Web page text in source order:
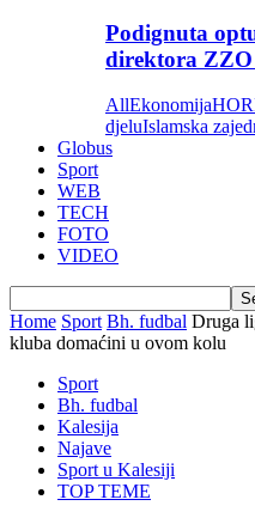
Podignuta
direktora
AllEkonomija
djeluIslamska
Globus
Sport
WEB
TECH
FOTO
VIDEO
Home Sport Bh. fudbal Druga
kluba domaćini u ovom kolu
Sport
Bh. fudbal
Kalesija
Najave
Sport u Kalesiji
TOP TEME